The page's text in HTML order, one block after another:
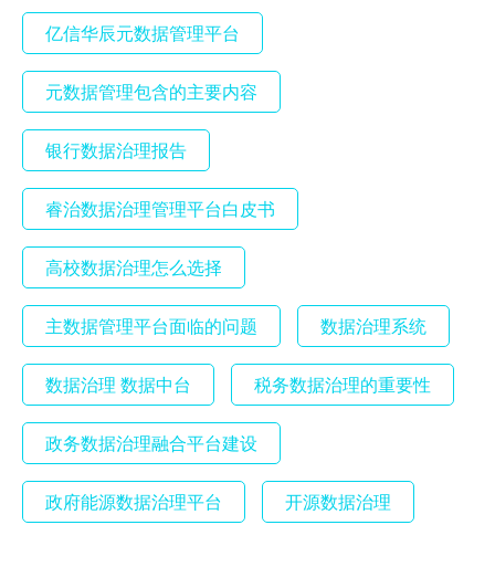
亿信华辰元数据管理平台
元数据管理包含的主要内容
银行数据治理报告
睿治数据治理管理平台白皮书
高校数据治理怎么选择
主数据管理平台面临的问题 数据治理系统
数据治理 数据中台 税务数据治理的重要性
政务数据治理融合平台建设
政府能源数据治理平台 开源数据治理